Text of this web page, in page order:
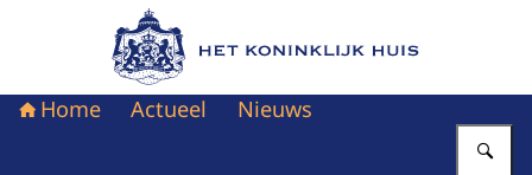
Naar de homepage van Het Koninklijk Huis
Home Actueel Nieuws